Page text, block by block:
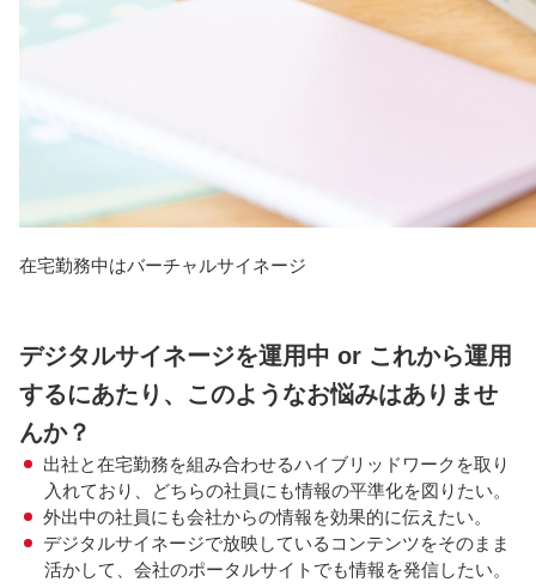
在宅勤務中はバーチャルサイネージ
デジタルサイネージを運用中 or これから運用
するにあたり、このようなお悩みはありませ
んか？
出社と在宅勤務を組み合わせるハイブリッドワークを取り
入れており、どちらの社員にも情報の平準化を図りたい。
外出中の社員にも会社からの情報を効果的に伝えたい。
デジタルサイネージで放映しているコンテンツをそのまま
活かして、会社のポータルサイトでも情報を発信したい。